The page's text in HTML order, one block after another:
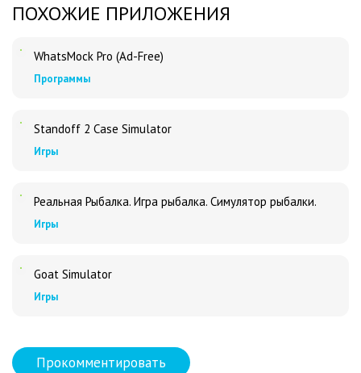
ПОХОЖИЕ ПРИЛОЖЕНИЯ
WhatsMock Pro (Ad-Free)
Программы
Standoff 2 Case Simulator
Игры
Реальная Рыбалка. Игра рыбалка. Симулятор рыбалки.
Игры
Goat Simulator
Игры
Прокомментировать